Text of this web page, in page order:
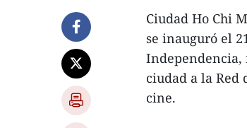
Ciudad Ho Chi
se inauguró el
Independencia,
ciudad a la Red
cine.